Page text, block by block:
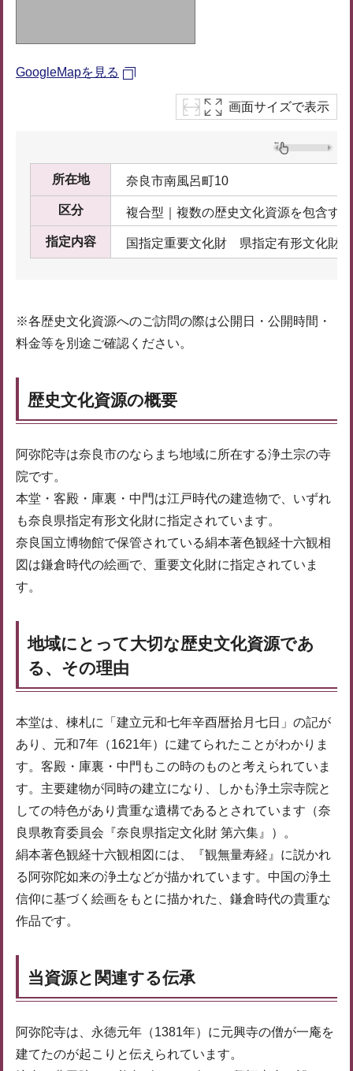
GoogleMapを見る
画面サイズで表示
所在地 奈良市南風呂町10
区分 複合型｜複数の歴史文化資源を包含す
指定内容 国指定重要文化財 県指定有形文化財
※各歴史文化資源へのご訪問の際は公開日・公開時間・
料金等を別途ご確認ください。
歴史文化資源の概要
阿弥陀寺は奈良市のならまち地域に所在する浄土宗の寺
院です。
本堂・客殿・庫裏・中門は江戸時代の建造物で、いずれ
も奈良県指定有形文化財に指定されています。
奈良国立博物館で保管されている絹本著色観経十六観相
図は鎌倉時代の絵画で、重要文化財に指定されていま
す。
地域にとって大切な歴史文化資源であ
る、その理由
本堂は、棟札に「建立元和七年辛酉暦拾月七日」の記が
あり、元和7年（1621年）に建てられたことがわかりま
す。客殿・庫裏・中門もこの時のものと考えられていま
す。主要建物が同時の建立になり、しかも浄土宗寺院と
しての特色があり貴重な遺構であるとされています（奈
良県教育委員会『奈良県指定文化財 第六集』）。
絹本著色観経十六観相図には、『観無量寿経』に説かれ
る阿弥陀如来の浄土などが描かれています。中国の浄土
信仰に基づく絵画をもとに描かれた、鎌倉時代の貴重な
作品です。
当資源と関連する伝承
阿弥陀寺は、永徳元年（1381年）に元興寺の僧が一庵を
建てたのが起こりと伝えられています。